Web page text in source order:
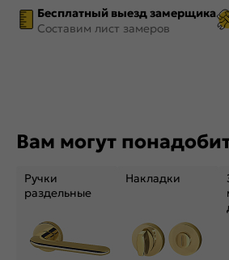
Бесплатный выезд замерщика
Составим лист замеров
Вам могут
Ручки
раздельные
Накладки